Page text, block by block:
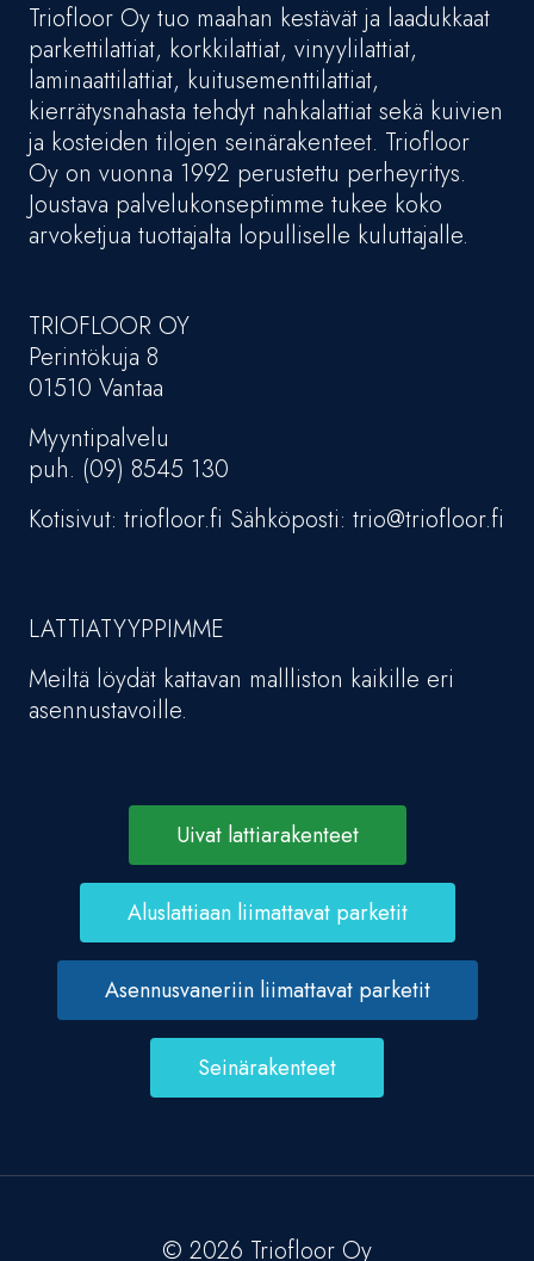
Triofloor Oy tuo maahan kestävät ja laadukkaat
parkettilattiat, korkkilattiat, vinyylilattiat,
laminaattilattiat, kuitusementtilattiat,
kierrätysnahasta tehdyt nahkalattiat sekä kuivien
ja kosteiden tilojen seinärakenteet. Triofloor
Oy on vuonna 1992 perustettu perheyritys.
Joustava palvelukonseptimme tukee koko
arvoketjua tuottajalta lopulliselle kuluttajalle.
TRIOFLOOR OY
Perintökuja 8
01510 Vantaa
Myyntipalvelu
puh. (09) 8545 130
Kotisivut: triofloor.fi Sähköposti: trio@triofloor.fi
LATTIATYYPPIMME
Meiltä löydät kattavan mallliston kaikille eri
asennustavoille.
Uivat lattiarakenteet
Aluslattiaan liimattavat parketit
Asennusvaneriin liimattavat parketit
Seinärakenteet
© 2026 Triofloor Oy